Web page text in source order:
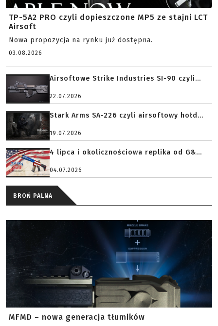
TP-5A2 PRO czyli dopieszczone MP5 ze stajni LCT
Airsoft
Nowa propozycja na rynku już dostępna.
03.08.2026
Airsoftowe Strike Industries SI-90 czyli...
22.07.2026
Stark Arms SA-226 czyli airsoftowy hołd...
19.07.2026
4 lipca i okolicznościowa replika od G&...
04.07.2026
BROŃ PALNA
MFMD – nowa generacja tłumików